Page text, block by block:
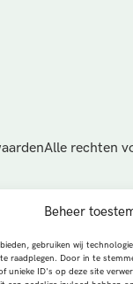
Beheer
gebruiken wij
raadplegen. Door in te
unieke ID's op deze site
Alle rechten